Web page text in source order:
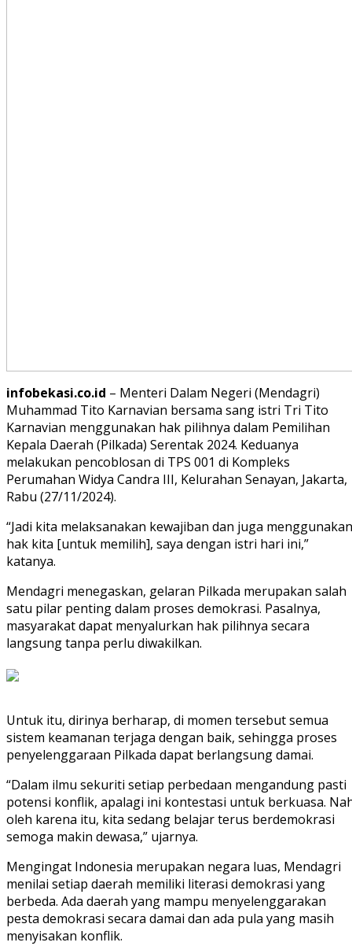
infobekasi.co.id – Menteri Dalam Negeri (Mendagri)
Muhammad Tito Karnavian bersama sang istri Tri Tito
Karnavian menggunakan hak pilihnya dalam Pemilihan
Kepala Daerah (Pilkada) Serentak 2024. Keduanya
melakukan pencoblosan di TPS 001 di Kompleks
Perumahan Widya Candra III, Kelurahan Senayan, Jakarta,
Rabu (27/11/2024).
“Jadi kita melaksanakan kewajiban dan juga menggunakan
hak kita [untuk memilih], saya dengan istri hari ini,”
katanya.
Mendagri menegaskan, gelaran Pilkada merupakan salah
satu pilar penting dalam proses demokrasi. Pasalnya,
masyarakat dapat menyalurkan hak pilihnya secara
langsung tanpa perlu diwakilkan.
Untuk itu, dirinya berharap, di momen tersebut semua
sistem keamanan terjaga dengan baik, sehingga proses
penyelenggaraan Pilkada dapat berlangsung damai.
“Dalam ilmu sekuriti setiap perbedaan mengandung pasti
potensi konflik, apalagi ini kontestasi untuk berkuasa.
oleh karena itu, kita sedang belajar terus berdemokrasi
semoga makin dewasa,” ujarnya.
Mengingat Indonesia merupakan negara luas, Mendagri
menilai setiap daerah memiliki literasi demokrasi yang
berbeda. Ada daerah yang mampu menyelenggarakan
pesta demokrasi secara damai dan ada pula yang masih
menyisakan konflik.